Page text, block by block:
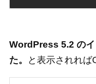
WordPress 5.2 の
た。
と表示されれば